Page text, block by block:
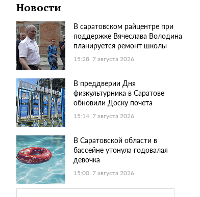
Новости
В саратовском райцентре при
поддержке Вячеслава Володина
планируется ремонт школы
15:28, 7 августа 2026
В преддверии Дня
физкультурника в Саратове
обновили Доску почета
15:14, 7 августа 2026
В Саратовской области в
бассейне утонула годовалая
девочка
15:00, 7 августа 2026